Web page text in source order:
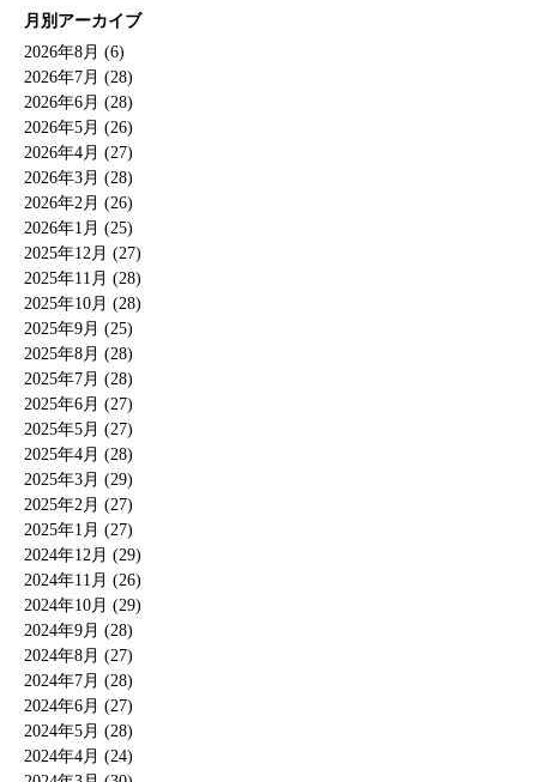
月別アーカイブ
2026年8月 (6)
2026年7月 (28)
2026年6月 (28)
2026年5月 (26)
2026年4月 (27)
2026年3月 (28)
2026年2月 (26)
2026年1月 (25)
2025年12月 (27)
2025年11月 (28)
2025年10月 (28)
2025年9月 (25)
2025年8月 (28)
2025年7月 (28)
2025年6月 (27)
2025年5月 (27)
2025年4月 (28)
2025年3月 (29)
2025年2月 (27)
2025年1月 (27)
2024年12月 (29)
2024年11月 (26)
2024年10月 (29)
2024年9月 (28)
2024年8月 (27)
2024年7月 (28)
2024年6月 (27)
2024年5月 (28)
2024年4月 (24)